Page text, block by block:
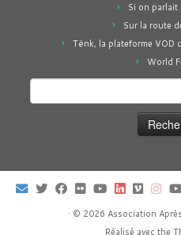
Si on parlait
Sur la route
Tënk, la plateforme VOD
World
· © 2026 Association
Réalisé avec the